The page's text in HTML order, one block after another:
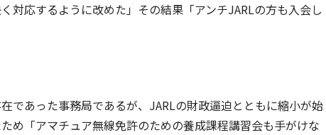
対応するように改めた」その結果「アンチJARLの方も入会し
であった事務局であるが、JARLの財政逼迫とともに縮小が始
め「アマチュア無線免許のための養成課程講習会も手がけな